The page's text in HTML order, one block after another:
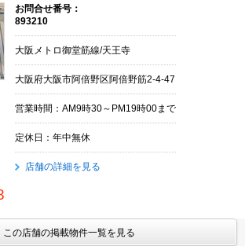
お問合せ番号：
893210
大阪メトロ御堂筋線/天王寺
大阪府大阪市阿倍野区阿倍野筋2-4-47
営業時間：AM9時30～PM19時00まで
定休日：年中無休
店舗の詳細を見る
この店舗の掲載物件一覧を見る